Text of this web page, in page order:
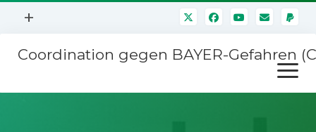
Menü
+
Mitmachen
Coordination gegen BAYER-Gefahren
Menü
öffnen